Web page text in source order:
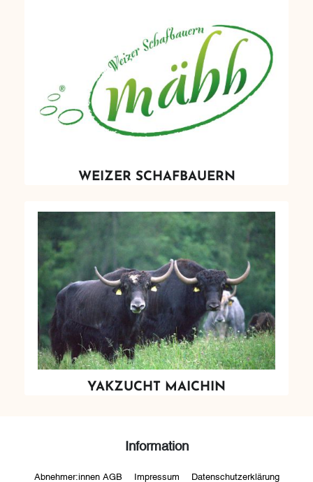
WEIZER SCHAFBAUERN
YAKZUCHT MAICHIN
Information
Abnehmer:innen AGB Impressum Datenschutzerklärung